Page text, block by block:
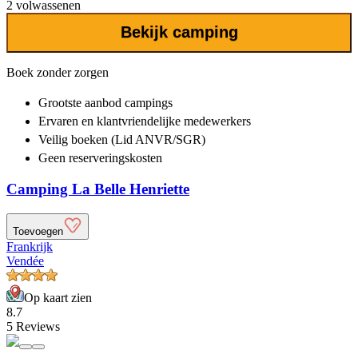
2 volwassenen
Bekijk camping
Boek zonder zorgen
Grootste aanbod campings
Ervaren en klantvriendelijke medewerkers
Veilig boeken (Lid ANVR/SGR)
Geen reserveringskosten
Camping La Belle Henriette
Toevoegen
Frankrijk
Vendée
Op kaart zien
8.7
5 Reviews